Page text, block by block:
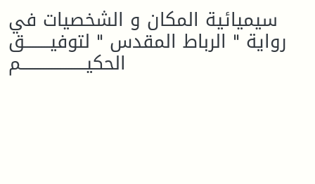
سيميائية المكان و الشخصيات في
رواية " الرباط المقدس " لتوفيـــــــــق
الحكيـــــــــــــــــــــــم